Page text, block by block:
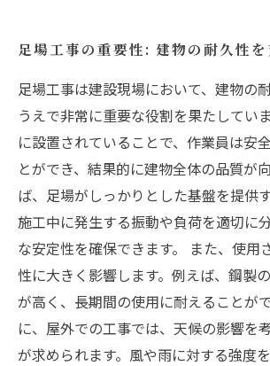
指して
耐久性のある建物を実現するため
重要な役割
足場工事の重要性: 建物の耐久性
足場工事は建設現場において、建物の
うえで非常に重要な役割を果たしてい
に設置されていることで、作業員は安
とができ、結果的に建物全体の品質が
ば、足場がしっかりとした基盤を提供
施工中に発生する振動や負荷を適切に
な安定性を確保できます。 また、使用
性に大きく影響します。例えば、鋼製
が高く、長期間の使用に耐えることが
に、屋外での工事では、天候の影響を
が求められます。風や雨に対する強度